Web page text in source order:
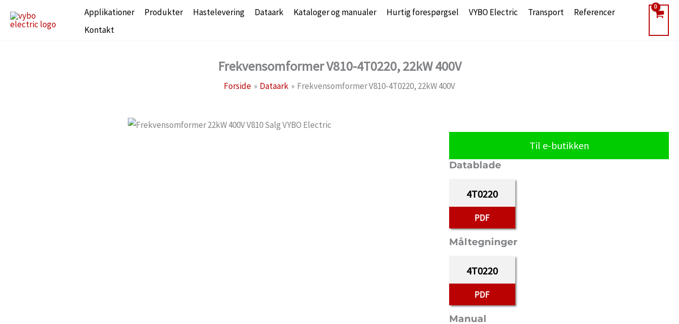
Applikationer Produkter Hastelevering Dataark Kataloger og manualer Hurtig forespørgsel VYBO Electric Transport
Referencer
Kontakt
Frekvensomformer V810-4T0220, 22kW 400V
Forside Dataark Frekvensomformer V810-4T0220, 22kW 400V
Til e-butikken
Datablade
4T0220
PDF
Måltegninger
4T0220
PDF
Manual